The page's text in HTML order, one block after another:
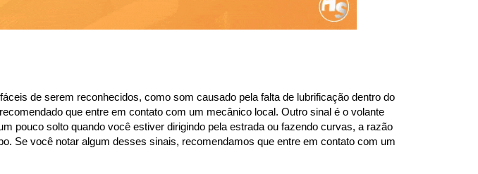
de serem reconhecidos, como som causado pela falta de lubrificação dentro do
que entre em contato com um mecânico local. Outro sinal é o volante
pouco solto quando você estiver dirigindo pela estrada ou fazendo curvas, a razão
Se você notar algum desses sinais, recomendamos que entre em contato com um